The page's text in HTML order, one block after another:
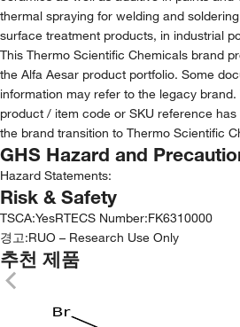
thermal spraying for welding and
surface treatment products, in industrial
This Thermo Scientific Chemicals brand
the Alfa Aesar product portfolio. Some
information may refer to the legacy
product / item code or SKU reference
the brand transition to Thermo Scientific
GHS Hazard and
Hazard Statements:
Risk & Safety
TSCA:YesRTECS Number:FK6310000
경고:RUO – Research Use Only
추천 제품